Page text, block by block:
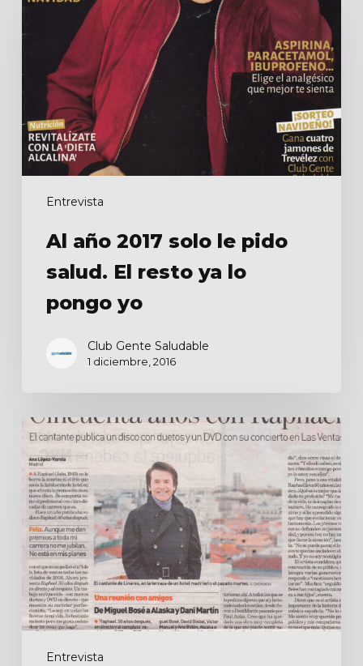
Entrevista
le
salud.
resto
ya
lo
Al año 2017 solo le pido
salud. El resto ya lo
pongo yo
Club Gente Saludable
1 diciembre, 2016
Entrevista
Cincuenta
años
con
Raphael